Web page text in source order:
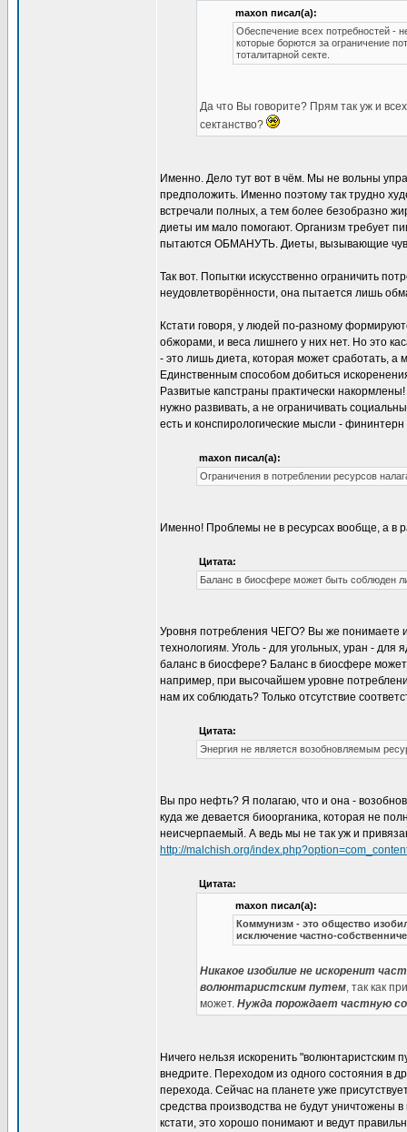
maxon писал(а):
Обеспечение всех потребностей -
которые борются за ограничение
тоталитарной секте.
Да что Вы говорите? Прям так уж и
сектанство?
Именно. Дело тут вот в чём. Мы не вольны
предположить. Именно поэтому так трудно
встречали полных, а тем более безобразно
диеты им мало помогают. Организм
пытаются ОБМАНУТЬ. Диеты, вызывающие
Так вот. Попытки искусственно ограничить
неудовлетворённости, она пытается лишь
Кстати говоря, у людей по-разному
обжорами, и веса лишнего у них нет. Но это
- это лишь диета, которая может сработать, а
Единственным способом добиться
Развитые капстраны практически
нужно развивать, а не ограничивать
есть и конспирологические мысли -
maxon писал(а):
Ограничения в потреблении ресурсов
Именно! Проблемы не в ресурсах вообще, а в
Цитата:
Баланс в биосфере может быть соблюден
Уровня потребления ЧЕГО? Вы же понимаете
технологиям. Уголь - для угольных, уран -
баланс в биосфере? Баланс в биосфере
например, при высочайшем уровне
нам их соблюдать? Только отсутствие
Цитата:
Энергия не является возобновляемым
Вы про нефть? Я полагаю, что и она -
куда же девается биоорганика, которая не
неисчерпаемый. А ведь мы не так уж и
http://malchish.org/
Цитата:
maxon писал(а):
Коммунизм - это общество
исключение частно-
Никакое изобилие не искоренит
волюнтаристским путем, так как
может. Нужда порождает частную
Ничего нельзя искоренить "волюнтаристским
внедрите. Переходом из одного состояния в
перехода. Сейчас на планете уже
средства производства не будут уничтожены
кстати, это хорошо понимают и ведут